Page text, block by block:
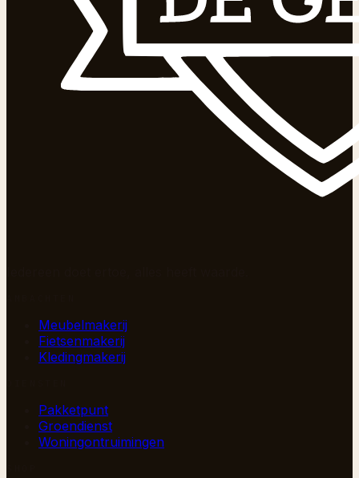
Meubelmakerij
Fietsenmakerij
Kledingmakerij
Pakketpunt
Groendienst
Woningontruimingen